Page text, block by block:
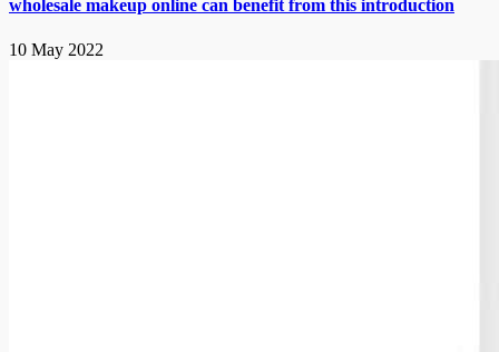
wholesale makeup online can benefit from this introduction
10 May 2022